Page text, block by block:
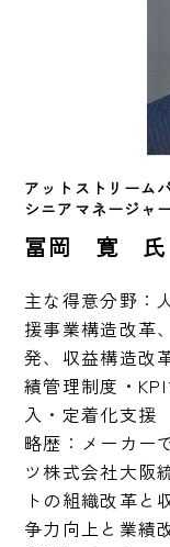
アットストリーム
シニアマネージャ
冨岡 寛 氏
主な得意分野：
援事業構造改革
発、収益構造改
績管理制度・
入・定着化支援
略歴：メーカー
ツ株式会社大阪
トの組織改革
争力向上と業績